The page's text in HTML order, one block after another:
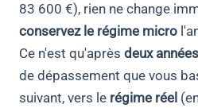
83 600 €), rien ne change
conservez le régime micro
Ce n'est qu'après deux
de dépassement que vous
suivant, vers le régime réel